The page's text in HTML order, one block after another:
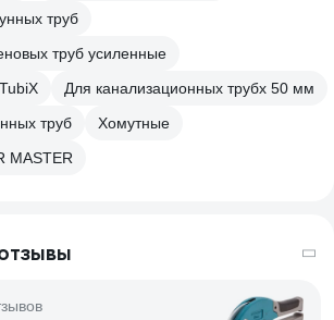
труб
труб усиленные
Для канализационных трубх 50 мм
труб
Хомутные
MASTER